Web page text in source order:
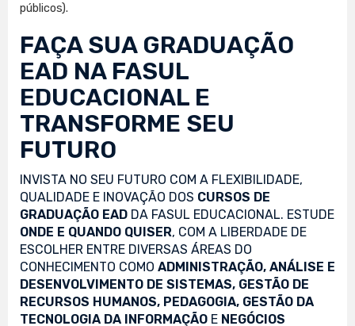
públicos).
FAÇA SUA GRADUAÇÃO
EAD NA FASUL
EDUCACIONAL E
TRANSFORME SEU
FUTURO
INVISTA NO SEU FUTURO COM A FLEXIBILIDADE,
QUALIDADE E INOVAÇÃO DOS CURSOS DE
GRADUAÇÃO EAD DA FASUL EDUCACIONAL. ESTUDE
ONDE E QUANDO QUISER, COM A LIBERDADE DE
ESCOLHER ENTRE DIVERSAS ÁREAS DO
CONHECIMENTO COMO ADMINISTRAÇÃO, ANÁLISE E
DESENVOLVIMENTO DE SISTEMAS, GESTÃO DE
RECURSOS HUMANOS, PEDAGOGIA, GESTÃO DA
TECNOLOGIA DA INFORMAÇÃO E NEGÓCIOS